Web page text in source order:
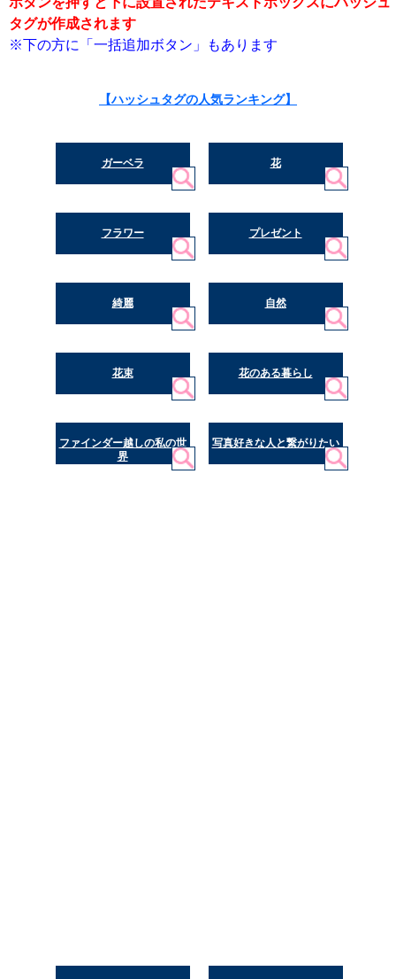
タグが作成されます
※下の方に「一括追加ボタン」もあります
【ハッシュタグの人気ランキング】
ガーベラ 花
フラワー プレゼント
綺麗 自然
花束 花のある暮らし
ファインダー越しの私の世
界
写真好きな人と繋がりたい